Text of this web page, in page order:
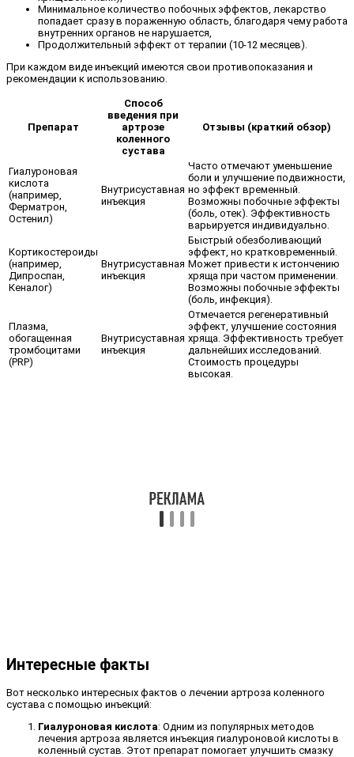
Минимальное количество побочных эффектов, лекарство
попадает сразу в пораженную область, благодаря чему работа
внутренних органов не нарушается,
Продолжительный эффект от терапии (10-12 месяцев).
При каждом виде инъекций имеются свои противопоказания и
рекомендации к использованию.
Препарат
Способ
введения при
артрозе
коленного
сустава
Отзывы (краткий обзор)
Гиалуроновая
кислота
(например,
Ферматрон,
Остенил)
Внутрисуставная
инъекция
Часто отмечают уменьшение
боли и улучшение подвижности,
но эффект временный.
Возможны побочные эффекты
(боль, отек). Эффективность
варьируется индивидуально.
Кортикостероиды
(например,
Дипроспан,
Кеналог)
Внутрисуставная
инъекция
Быстрый обезболивающий
эффект, но кратковременный.
Может привести к истончению
хряща при частом применении.
Возможны побочные эффекты
(боль, инфекция).
Плазма,
обогащенная
тромбоцитами
(PRP)
Внутрисуставная
инъекция
Отмечается регенеративный
эффект, улучшение состояния
хряща. Эффективность требует
дальнейших исследований.
Стоимость процедуры
высокая.
Интересные факты
Вот несколько интересных фактов о лечении артроза коленного
сустава с помощью инъекций:
Гиалуроновая кислота: Одним из популярных методов
лечения артроза является инъекция гиалуроновой кислоты в
коленный сустав. Этот препарат помогает улучшить смазку